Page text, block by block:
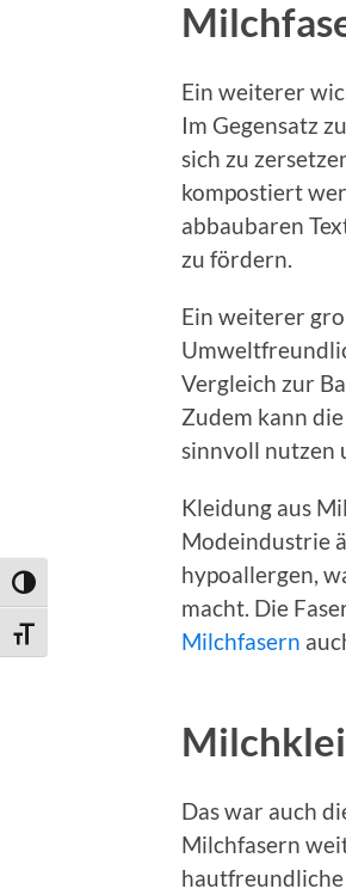
Umschalten auf hohe Kontraste
Schrift vergrößern
Ein weiterer
Im Gegensatz
sich zu
kompostiert
abbaubaren
zu fördern.
Ein weiterer
Vergleich zur
Zudem kann
sinnvoll nutzen
Kleidung aus
Modeindustrie
hypoallergen,
macht. Die
Milchfasern
Das war auch
Milchfasern